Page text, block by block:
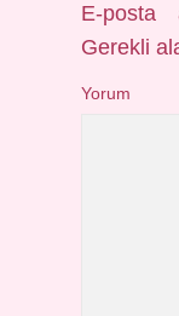
E-posta
Gerekli
Yorum